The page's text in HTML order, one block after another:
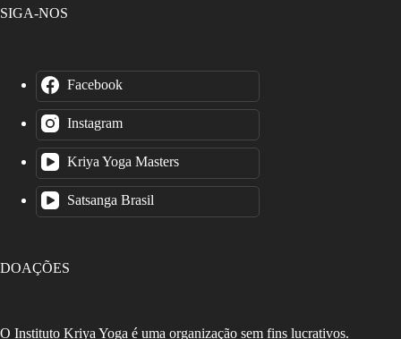
SIGA-NOS
Facebook
Instagram
Kriya Yoga Masters
Satsanga Brasil
DOAÇÕES
O Instituto Kriya Yoga é uma organização sem fins lucrativos.